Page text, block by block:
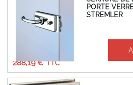
PORTE
STREMLER
288,19 €